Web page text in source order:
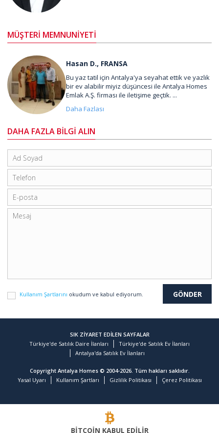
MÜŞTERİ MEMNUNİYETİ
Hasan D., FRANSA
Bu yaz tatil için Antalya'ya seyahat ettik ve yazlık
bir ev alabilir miyiz düşüncesi ile Antalya Homes
Emlak A.Ş. firması ile iletişime geçtik. ...
Daha Fazlası
DAHA FAZLA BİLGİ ALIN
Kullanım Şartlarını okudum ve kabul ediyorum.
SIK ZİYARET EDİLEN SAYFALAR
Türkiye'de Satılık Daire İlanları
Türkiye'de Satılık Ev İlanları
Antalya'da Satılık Ev İlanları
Copyright Antalya Homes © 2004-2026. Tüm hakları saklıdır.
Yasal Uyarı
Kullanım Şartları Gizlilik Politikası Çerez Politikası
BİTCOİN KABUL EDİLİR